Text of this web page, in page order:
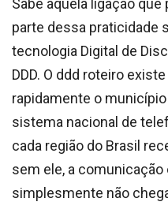
Sabe aquela ligação
parte dessa praticidade
tecnologia Digital de
DDD. O ddd roteiro
rapidamente o
sistema nacional de
cada região do Brasil
sem ele, a comunicação
simplesmente não